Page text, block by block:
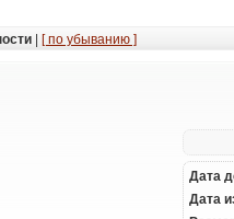
[ по убыванию ]
Дата
Дата